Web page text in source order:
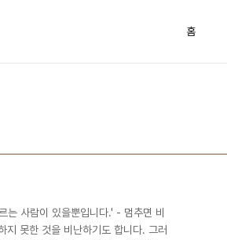
홈
는 사람이 있을뿐입니다.' - 멈추면 비
지 못한 것을 비난하기도 합니다. 그러